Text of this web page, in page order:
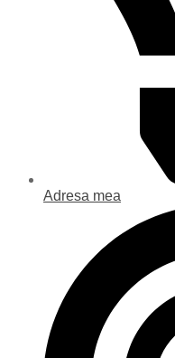
Adresa mea